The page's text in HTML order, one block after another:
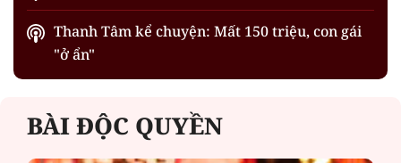
Thanh Tâm kể chuyện: Mất 150 triệu, con gái
"ở ẩn"
BÀI ĐỘC QUYỀN